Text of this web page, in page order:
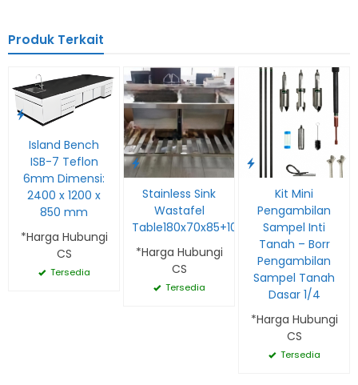
Produk Terkait
Island Bench
ISB-7 Teflon
6mm Dimensi:
2400 x 1200 x
850 mm
*Harga Hubungi
CS
Tersedia
Stainless Sink
Wastafel
Table180x70x85+10
*Harga Hubungi
CS
Tersedia
Kit Mini
Pengambilan
Sampel Inti
Tanah – Borr
Pengambilan
Sampel Tanah
Dasar 1/4
*Harga Hubungi
CS
Tersedia